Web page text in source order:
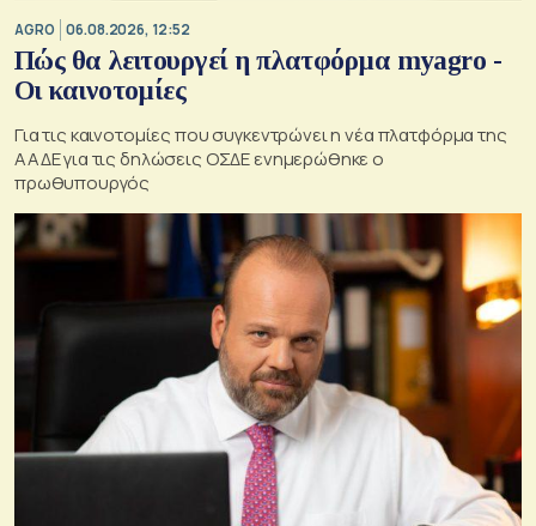
AGRO 06.08.2026, 12:52
Πώς θα λειτουργεί η πλατφόρμα myagro -
Οι καινοτομίες
Για τις καινοτομίες που συγκεντρώνει η νέα πλατφόρμα της
ΑΑΔΕ για τις δηλώσεις ΟΣΔΕ ενημερώθηκε ο
πρωθυπουργός